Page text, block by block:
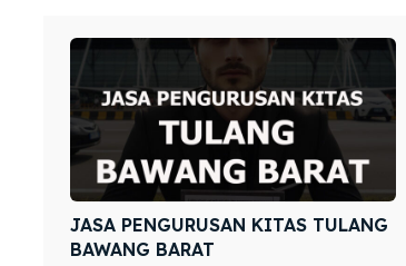
JASA PENGURUSAN KITAS TULANG
BAWANG BARAT